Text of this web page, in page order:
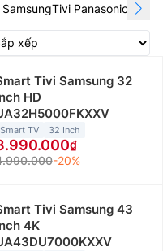
Tivi Panasonic Tivi
Tivi Samsung 32
HD
Smart TV 32 Inch
-20%
Tivi Samsung 43
4K